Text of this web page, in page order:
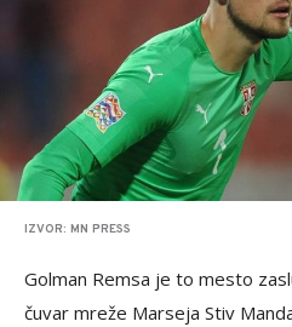
IZVOR: MN PRESS
Golman Remsa je to mesto
čuvar mreže Marseja Stiv